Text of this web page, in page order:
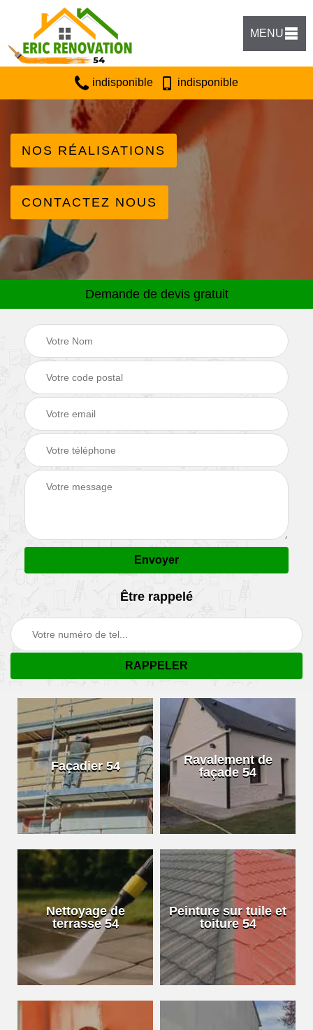
MENU
indisponible indisponible
NOS RÉALISATIONS
CONTACTEZ NOUS
Demande de devis gratuit
Être rappelé
Façadier 54
Ravalement de
façade 54
Nettoyage de
terrasse 54
Peinture sur tuile et
toiture 54